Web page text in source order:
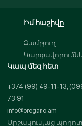
Իմ հաշիվը
Զամբյուղ
Կապ մեզ հետ
+374 (99) 49-11-13,
73 91
info@oregano.am
Արշակունյաց